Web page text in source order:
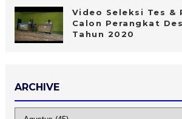
Video Seleksi Tes &
Calon Perangkat
Tahun 2020
ARCHIVE